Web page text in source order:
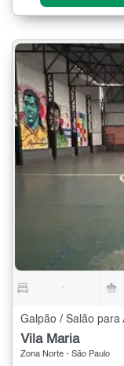
-
Galpão / Salão para
Vila Maria
Zona Norte - São Paulo